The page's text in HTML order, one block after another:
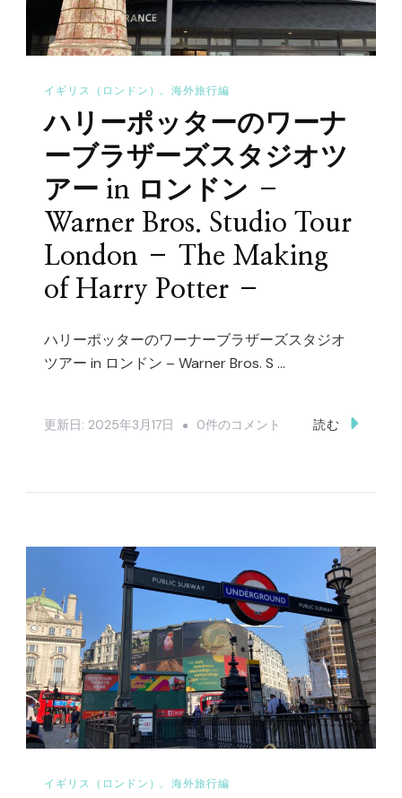
報
の
事
ま
と
へ
の
イギリス（ロンドン） 海外旅行編
ハリーポッターのワーナ
ーブラザーズスタジオツ
アー in ロンドン –
Warner Bros. Studio Tour
London – The Making
of Harry Potter –
ハリーポッターのワーナーブラザーズスタジオ
ツアー in ロンドン – Warner Bros. S …
更新日: 2025年3月17日
ハ
ー
の
ワ
ー
ナ
ー
ブ
ザ
0件のコメント 読む
イギリス（ロンドン） 海外旅行編